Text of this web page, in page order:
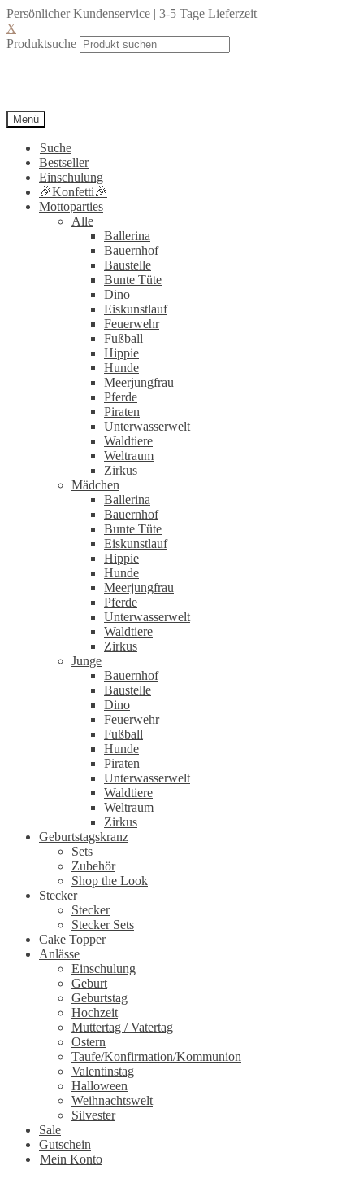
Persönlicher Kundenservice | 3-5 Tage Lieferzeit
X
Produktsuche
Menü
Suche
Bestseller
Einschulung
🎉Konfetti🎉
Mottoparties
Alle
Ballerina
Bauernhof
Baustelle
Bunte Tüte
Dino
Eiskunstlauf
Feuerwehr
Fußball
Hippie
Hunde
Meerjungfrau
Pferde
Piraten
Unterwasserwelt
Waldtiere
Weltraum
Zirkus
Mädchen
Ballerina
Bauernhof
Bunte Tüte
Eiskunstlauf
Hippie
Hunde
Meerjungfrau
Pferde
Unterwasserwelt
Waldtiere
Zirkus
Junge
Bauernhof
Baustelle
Dino
Feuerwehr
Fußball
Hunde
Piraten
Unterwasserwelt
Waldtiere
Weltraum
Zirkus
Geburtstagskranz
Sets
Zubehör
Shop the Look
Stecker
Stecker
Stecker Sets
Cake Topper
Anlässe
Einschulung
Geburt
Geburtstag
Hochzeit
Muttertag / Vatertag
Ostern
Taufe/Konfirmation/Kommunion
Valentinstag
Halloween
Weihnachtswelt
Silvester
Sale
Gutschein
Mein Konto